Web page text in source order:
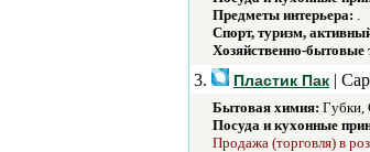
Предметы интерьера: .
Спорт, туризм,
Хозяйственно-бытовые
3. Пластик Пак |
Бытовая химия: Губки,
Посуда и кухонные
Продажа (торговля) в